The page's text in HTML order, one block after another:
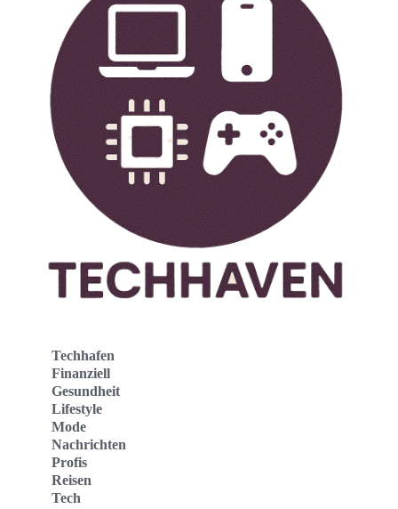
Techhafen
Finanziell
Gesundheit
Lifestyle
Mode
Nachrichten
Profis
Reisen
Tech